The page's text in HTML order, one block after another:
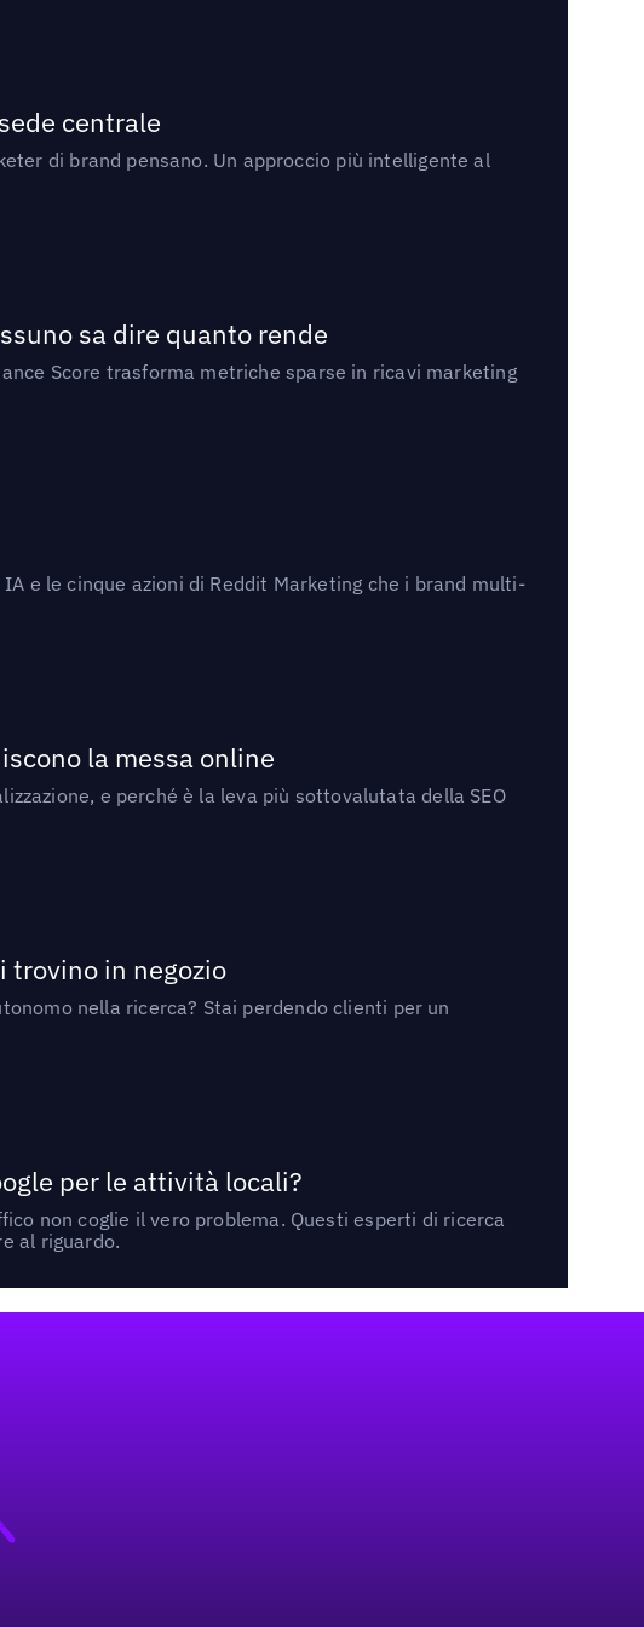
centrale
di brand pensano. Un approccio più intelligente al
sa dire quanto rende
Score trasforma metriche sparse in ricavi marketing
e le cinque azioni di Reddit Marketing che i brand multi-
la messa online
e perché è la leva più sottovalutata della SEO
trovino in negozio
nella ricerca? Stai perdendo clienti per un
per le attività locali?
non coglie il vero problema. Questi esperti di ricerca
al riguardo.